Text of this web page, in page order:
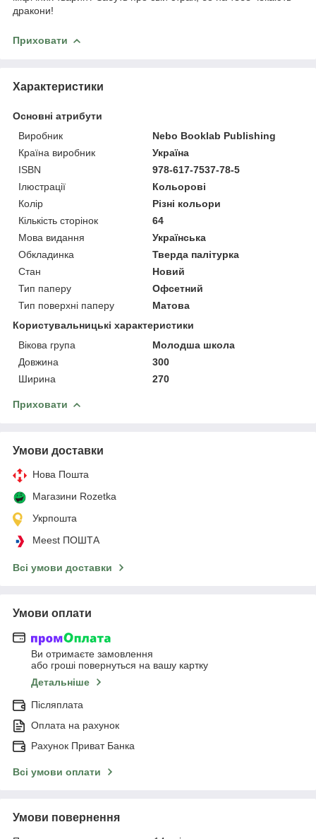
дракони!
Приховати
Характеристики
Основні атрибути
Виробник
Nebo Booklab Publishing
Країна виробник
Україна
ISBN
978-617-7537-78-5
Ілюстрації
Кольорові
Колір
Різні кольори
Кількість сторінок
64
Мова видання
Українська
Обкладинка
Тверда палітурка
Стан
Новий
Тип паперу
Офсетний
Тип поверхні паперу
Матова
Користувальницькі характеристики
Вікова група
Молодша школа
Довжина
300
Ширина
270
Приховати
Умови доставки
Нова Пошта
Магазини Rozetka
Укрпошта
Meest ПОШТА
Всі умови доставки
Умови оплати
Ви отримаєте замовлення
або гроші повернуться на вашу картку
Детальніше
Післяплата
Оплата на рахунок
Рахунок Приват Банка
Всі умови оплати
Умови повернення